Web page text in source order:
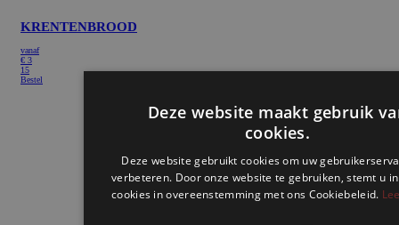
KRENTENBROOD
vanaf
€ 3
15
Bestel